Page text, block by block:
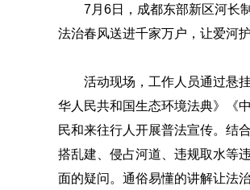
7月6日，成都东部新区河长
法治春风送进千家万户，让爱河
活动现场，工作人员通过悬
华人民共和国生态环境法典》《
民和来往行人开展普法宣传。结
搭乱建、侵占河道、违规取水等
面的疑问。通俗易懂的讲解让法